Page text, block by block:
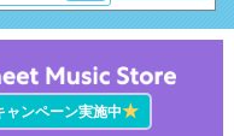
ャンペーン実施中★